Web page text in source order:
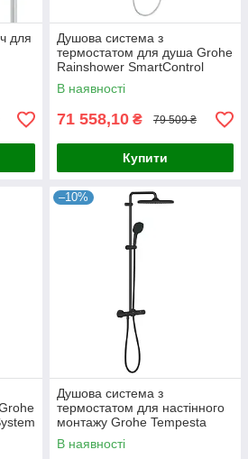
для
Душова система з
термостатом для душа Grohe
Rainshower SmartControl
(26250000)
В наявності
71 558,10 ₴ 79 509 ₴
Купити
–10%
Душова система з
термостатом для настінного
монтажу Grohe Tempesta
System 250 Cube
(266892431)
В наявності